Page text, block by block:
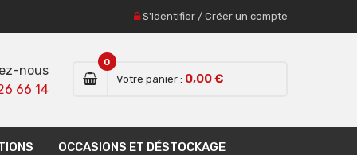
S'identifier / Créer un compte
nous
66 14
Votre panier :
0
0,00 €
OCCASIONS ET DÉSTOCKAGE